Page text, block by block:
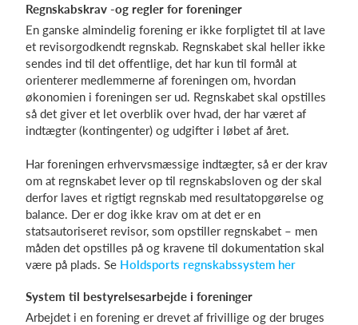
Regnskabskrav -og regler for foreninger
En ganske almindelig forening er ikke forpligtet til at lave
et revisorgodkendt regnskab. Regnskabet skal heller ikke
sendes ind til det offentlige, det har kun til formål at
orienterer medlemmerne af foreningen om, hvordan
økonomien i foreningen ser ud. Regnskabet skal opstilles
så det giver et let overblik over hvad, der har været af
indtægter (kontingenter) og udgifter i løbet af året.
Har foreningen erhvervsmæssige indtægter, så er der krav
om at regnskabet lever op til regnskabsloven og der skal
derfor laves et rigtigt regnskab med resultatopgørelse og
balance. Der er dog ikke krav om at det er en
statsautoriseret revisor, som opstiller regnskabet – men
måden det opstilles på og kravene til dokumentation skal
være på plads. Se Holdsports regnskabssystem her
System til bestyrelsesarbejde i foreninger
Arbejdet i en forening er drevet af frivillige og der bruges